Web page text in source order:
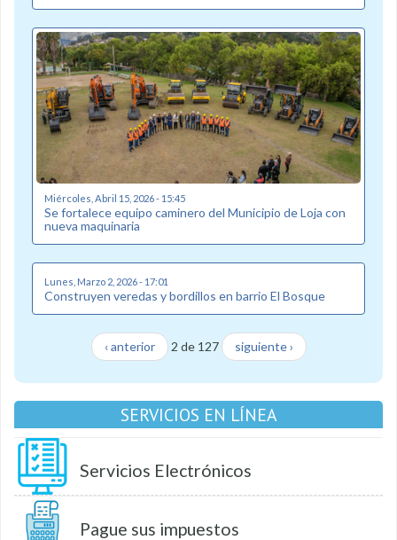
Miércoles, Abril 15, 2026 - 15:45
Se fortalece equipo caminero del Municipio de Loja con
nueva maquinaria
Lunes, Marzo 2, 2026 - 17:01
Construyen veredas y bordillos en barrio El Bosque
‹ anterior 2 de 127 siguiente ›
SERVICIOS EN LÍNEA
Servicios Electrónicos
Pague sus impuestos